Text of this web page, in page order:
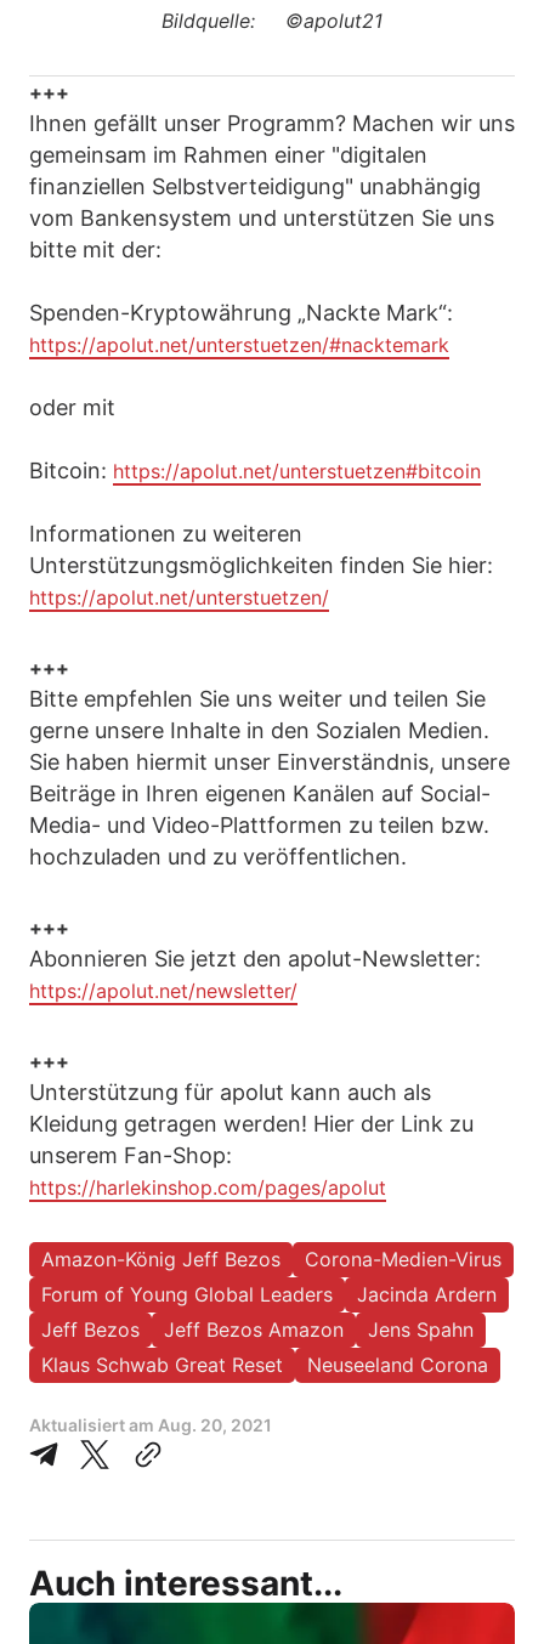
Bildquelle: ©apolut21
+++
Ihnen gefällt unser Programm? Machen wir uns
gemeinsam im Rahmen einer "digitalen
finanziellen Selbstverteidigung" unabhängig
vom Bankensystem und unterstützen Sie uns
bitte mit der:
Spenden-Kryptowährung „Nackte Mark“:
https://apolut.net/unterstuetzen/#nacktemark
oder mit
Bitcoin: https://apolut.net/unterstuetzen#bitcoin
Informationen zu weiteren
Unterstützungsmöglichkeiten finden Sie hier:
https://apolut.net/unterstuetzen/
+++
Bitte empfehlen Sie uns weiter und teilen Sie
gerne unsere Inhalte in den Sozialen Medien.
Sie haben hiermit unser Einverständnis, unsere
Beiträge in Ihren eigenen Kanälen auf Social-
Media- und Video-Plattformen zu teilen bzw.
hochzuladen und zu veröffentlichen.
+++
Abonnieren Sie jetzt den apolut-Newsletter:
https://apolut.net/newsletter/
+++
Unterstützung für apolut kann auch als
Kleidung getragen werden! Hier der Link zu
unserem Fan-Shop:
https://harlekinshop.com/pages/apolut
Amazon-König Jeff Bezos
Corona-Medien-Virus
Forum of Young Global Leaders
Jacinda Ardern
Jeff Bezos
Jeff Bezos Amazon
Jens Spahn
Klaus Schwab Great Reset
Neuseeland Corona
Aktualisiert am Aug. 20, 2021
Auch interessant...